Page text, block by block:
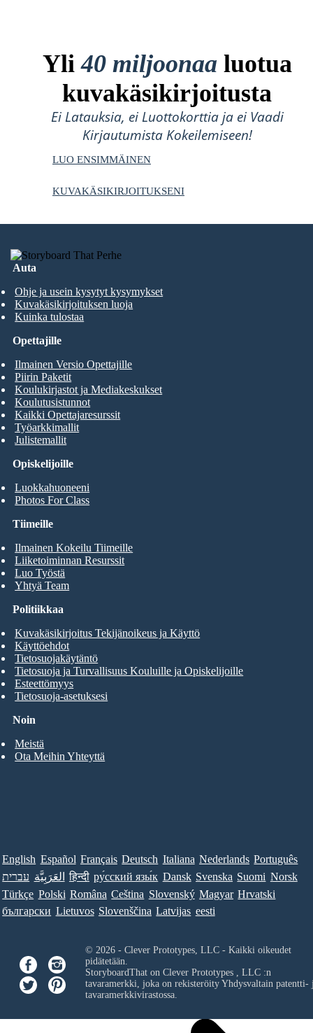
Yli40 miljoonaa luotua
kuvakäsikirjoitusta
Ei Latauksia, ei Luottokorttia ja ei Vaadi
Kirjautumista Kokeilemiseen!
LUO ENSIMMÄINEN
KUVAKÄSIKIRJOITUKSENI
Auta
Ohje ja usein kysytyt kysymykset
Kuvakäsikirjoituksen luoja
Kuinka tulostaa
Opiskelijoille
Luokkahuoneeni
Photos For Class
Opettajille
Ilmainen Versio Opettajille
Piirin Paketit
Koulukirjastot ja Mediakeskukset
Koulutusistunnot
Kaikki Opettajaresurssit
Työarkkimallit
Julistemallit
Tiimeille
Ilmainen Kokeilu Tiimeille
Liiketoiminnan Resurssit
Luo Työstä
Yhtyä Team
Noin
Meistä
Ota Meihin Yhteyttä
Politiikkaa
Kuvakäsikirjoitus Tekijänoikeus ja Käyttö
Käyttöehdot
Tietosuojakäytäntö
Tietosuoja ja Turvallisuus Kouluille ja Opiskelijoille
Esteettömyys
Tietosuoja-asetuksesi
English Español Français Deutsch Italiana Nederlands Português
עברית العَرَبِيَّة हिन्दी ру́сский язы́к Dansk Svenska Suomi Norsk
Türkçe Polski Româna Ceština Slovenský Magyar Hrvatski
български Lietuvos Slovenščina Latvijas eesti
© 2026 - Clever Prototypes, LLC - Kaikki oikeudet
pidätetään.
StoryboardThat on Clever Prototypes , LLC:n
tavaramerkki, joka on rekisteröity Yhdysvaltain patentti-
tavaramerkkivirastossa.